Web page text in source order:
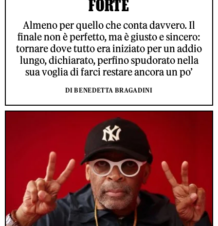
FORTE
Almeno per quello che conta davvero. Il
finale non è perfetto, ma è giusto e sincero:
tornare dove tutto era iniziato per un addio
lungo, dichiarato, perfino spudorato nella
sua voglia di farci restare ancora un po’
DI BENEDETTA BRAGADINI